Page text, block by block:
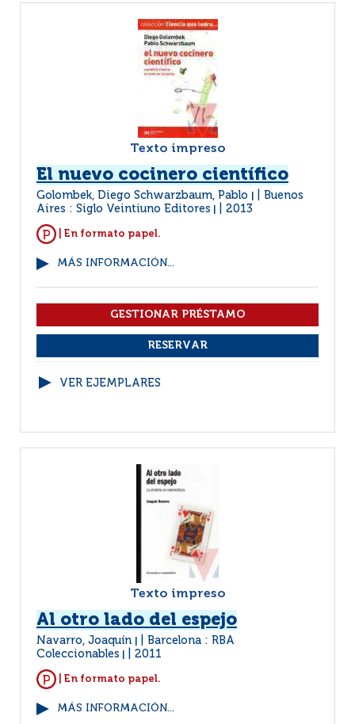
Texto impreso
El nuevo cocinero científico
Golombek, Diego Schwarzbaum, Pablo
Buenos
Aires : Siglo Veintiuno Editores
2013
| En formato papel.
MÁS INFORMACIÓN...
VER EJEMPLARES
Texto impreso
Al otro lado del espejo
Navarro, Joaquín
Barcelona : RBA
Coleccionables
2011
| En formato papel.
MÁS INFORMACIÓN...